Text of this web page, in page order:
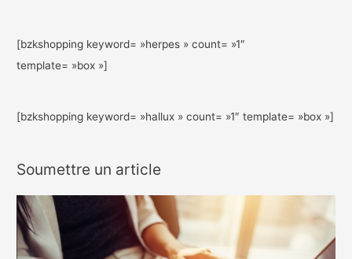
[bzkshopping keyword= »herpes » count= »1″
template= »box »]
[bzkshopping keyword= »hallux » count= »1″ template= »box »]
Soumettre un article